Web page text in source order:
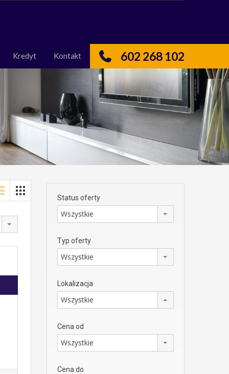
602 268 102
Kredyt Kontakt
Status oferty
Wszystkie
Typ oferty
Wszystkie
Lokalizacja
Wszystkie
Cena od
Wszystkie
Cena do